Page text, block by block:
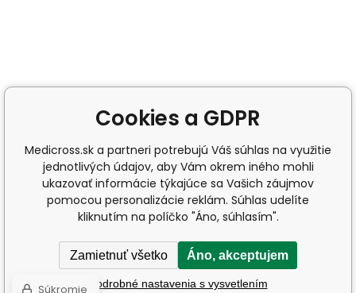
Cookies a GDPR
Medicross.sk a partneri potrebujú Váš súhlas na využitie
jednotlivých údajov, aby Vám okrem iného mohli
ukazovať informácie týkajúce sa Vašich záujmov
pomocou personalizácie reklám. Súhlas udelíte
kliknutím na políčko "Áno, súhlasím".
Zamietnuť všetko Áno, akceptujem
Podrobné nastavenia s vysvetlením
Súkromie